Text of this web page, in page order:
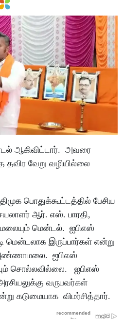
ஆகிவிட்டார். அவரை
தவிர வேறு வழியில்லை
பொதுக்கூட்டத்தில் பேசிய
ஆர். எஸ். பாரதி,
மென்டல். ஐபிஎஸ்
மென்டலாக இருப்பார்கள் என்று
அண்ணாமலை. ஐபிஎஸ்
சொல்லவில்லை. ஐபிஎஸ்
வருபவர்கள்
கடுமையாக விமர்சித்தார்.